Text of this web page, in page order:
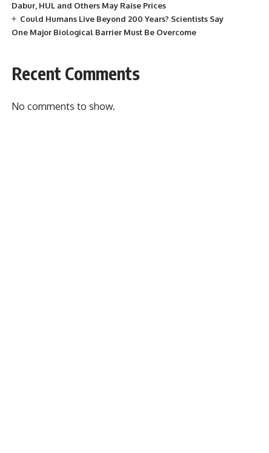
Dabur, HUL and Others May Raise Prices
Could Humans Live Beyond 200 Years? Scientists Say
One Major Biological Barrier Must Be Overcome
Recent Comments
No comments to show.